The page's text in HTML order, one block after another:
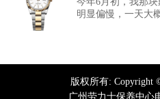
明显偏慢，一天大
版权所有: Copyright
广州劳力士保养中心